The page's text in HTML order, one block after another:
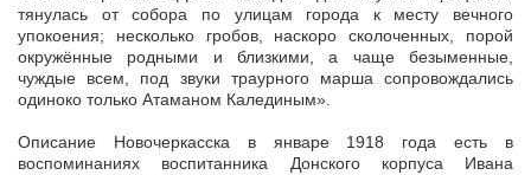
тянулась от собора по улицам города к месту вечного
упокоения; несколько гробов, наскоро сколоченных, порой
окружённые родными и близкими, а чаще безыменные,
чуждые всем, под звуки траурного марша сопровождались
одиноко только Атаманом Калединым».
Описание Новочеркасска в январе 1918 года есть в
воспоминаниях воспитанника Донского корпуса Ивана